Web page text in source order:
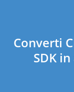
Converti
SDK